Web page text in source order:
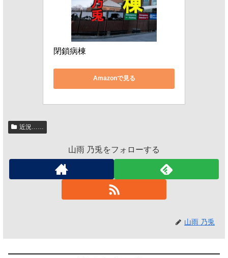
閉鎖病棟
Amazonで見る
近況……
山雨 乃兎をフォローする
山雨 乃兎